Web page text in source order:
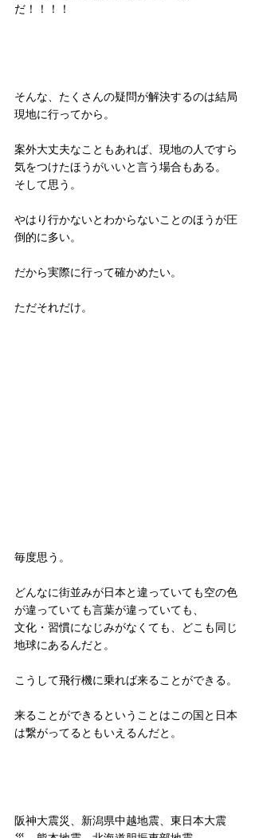
だ！！！！
そんな、たくさんの疑問が解決するのは結局
現地に行ってから。
案外大丈夫なこともあれば、現地の人ですら
気をつけたほうがいいと言う場合もある。
そして思う。
やはり行かないとわからないことのほうが圧
倒的に多い。
だから実際に行って確かめたい。
ただそれだけ。
毎度思う。
どんなに街並みが日本と違っていても空の色
が違っていても言葉が違っていても、
文化・習慣になじみがなくても、どこも同じ
地球にあるんだと。
こうして飛行機に乗れば来ることができる。
来ることができるということはこの国と日本
は繋がってるともいえるんだと。
阪神大震災、新潟県中越地震、東日本大震